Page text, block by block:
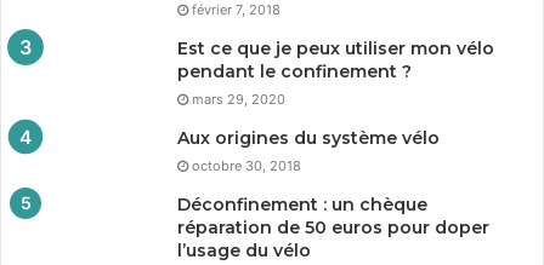
février 7, 2018
Est ce que je peux utiliser mon vélo
pendant le confinement ?
mars 29, 2020
Aux origines du système vélo
octobre 30, 2018
Déconfinement : un chèque
réparation de 50 euros pour doper
l’usage du vélo